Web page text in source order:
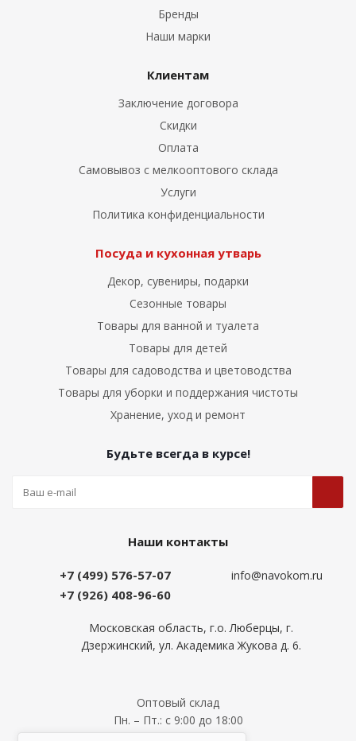
Бренды
Наши марки
Клиентам
Заключение договора
Скидки
Оплата
Самовывоз с мелкооптового склада
Услуги
Политика конфиденциальности
Посуда и кухонная утварь
Декор, сувениры, подарки
Сезонные товары
Товары для ванной и туалета
Товары для детей
Товары для садоводства и цветоводства
Товары для уборки и поддержания чистоты
Хранение, уход и ремонт
Будьте всегда в курсе!
Наши контакты
+7 (499) 576-57-07
+7 (926) 408-96-60
info@navokom.ru
Московская область, г.о. Люберцы, г.
Дзержинский, ул. Академика Жукова д. 6.
Оптовый склад
Пн. – Пт.: с 9:00 до 18:00
Сб., Вс.: выходной